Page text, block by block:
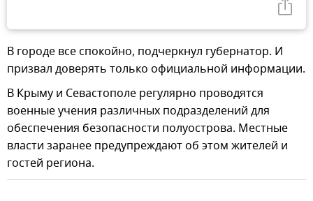
В городе все спокойно, подчеркнул губернатор. И
призвал доверять только официальной информации.
В Крыму и Севастополе регулярно проводятся
военные учения различных подразделений для
обеспечения безопасности полуострова. Местные
власти заранее предупреждают об этом жителей и
гостей региона.